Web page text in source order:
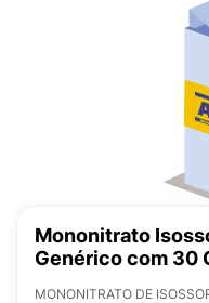
Mononitrato
Genérico com 30
MONONITRATO DE